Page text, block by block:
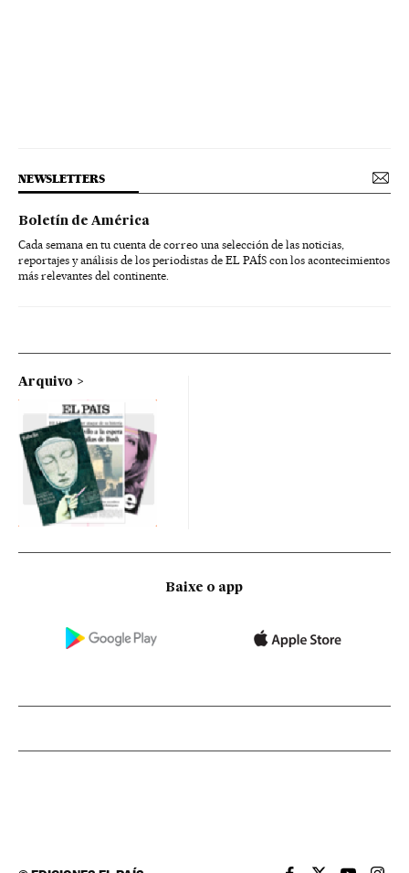
NEWSLETTERS
Boletín de América
Cada semana en tu cuenta de correo una selección de las noticias,
reportajes y análisis de los periodistas de EL PAÍS con los acontecimientos
más relevantes del continente.
Arquivo
Baixe o app